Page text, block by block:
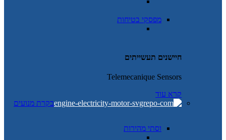
מפסקי בטיחות
חיישנים תעשייתים
Telemecanique Sensors
קרא עוד
בקרת מנועים
וסתי מהירות